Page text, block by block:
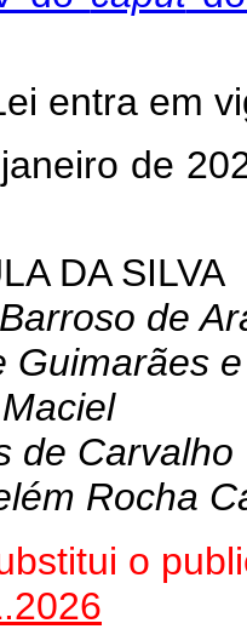
entra em
de
DA SILVA
de
Guimarães
de Carvalho
Rocha
o